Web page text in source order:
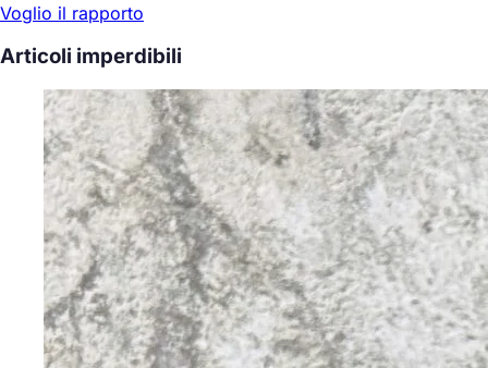
Voglio il rapporto
Articoli imperdibili